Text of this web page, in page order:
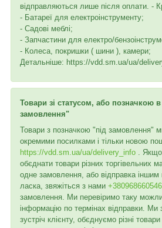
відправляються лише після оплати. -
- Батареї для електроінструменту;
- Садові меблі;
- Запчастини для електро/
- Колеса, покришки ( шини ), камери;
Детальніше: https://vdd.sm.ua/ua/
Товари зі статусом, або позначкою в
замовлення"
Товари з позначкою "під замовлення"
окремими посилками і тільки новою
https://vdd.sm.ua/ua/delivery_info .
обєднати товари різних торгівельних
одне замовлення, або відправка іншим
ласка, звяжіться з нами +380968660546
замовлення. Ми перевіримо таку
інформацію по термінах відправки.
зустріч клієнту, обєднуємо різні